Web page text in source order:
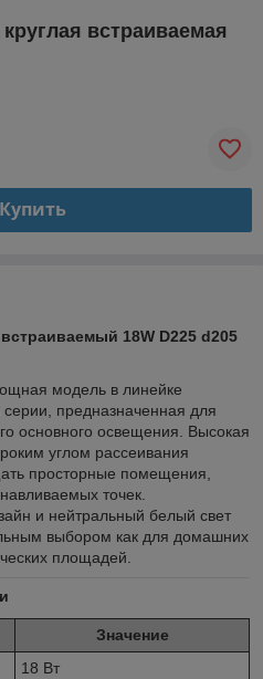
встраиваемая
Купить
18W D225 d205
модель в линейке
предназначенная для
основного освещения. Высокая
углом рассеивания
просторные помещения,
точек.
и нейтральный белый свет
выбором как для домашних
площадей.
Значение
18 Вт